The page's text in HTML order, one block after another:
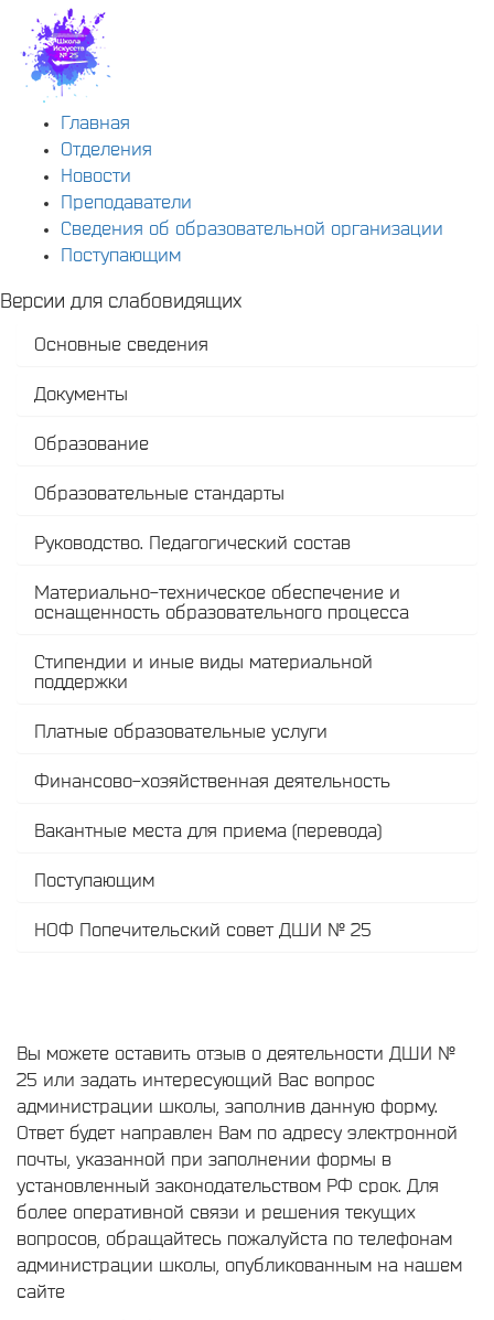
Главная
Отделения
Новости
Преподаватели
Сведения об образовательной организации
Поступающим
Версии для слабовидящих
Основные сведения
Документы
Образование
Образовательные стандарты
Руководство. Педагогический состав
Материально-техническое обеспечение и
оснащенность образовательного процесса
Стипендии и иные виды материальной
поддержки
Платные образовательные услуги
Финансово-хозяйственная деятельность
Вакантные места для приема (перевода)
Поступающим
НОФ Попечительский совет ДШИ № 25
Вы можете оставить отзыв о деятельности ДШИ №
25 или задать интересующий Вас вопрос
администрации школы, заполнив данную форму.
Ответ будет направлен Вам по адресу электронной
почты, указанной при заполнении формы в
установленный законодательством РФ срок. Для
более оперативной связи и решения текущих
вопросов, обращайтесь пожалуйста по телефонам
администрации школы, опубликованным на нашем
сайте